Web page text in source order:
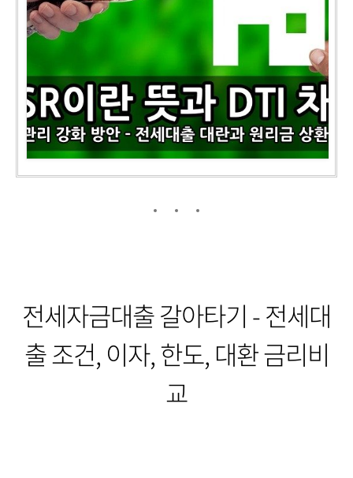
전세자금대출 갈아타기 - 전세대
출 조건, 이자, 한도, 대환 금리비
교